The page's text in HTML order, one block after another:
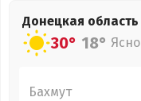
Донецкая область
30° 18° Ясно
Бахмут